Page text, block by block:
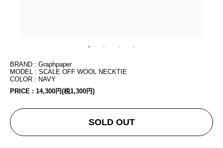
BRAND : Graphpaper
MODEL : SCALE OFF WOOL NECKTIE
COLOR : NAVY
PRICE : 14,300円(税1,300円)
SOLD OUT